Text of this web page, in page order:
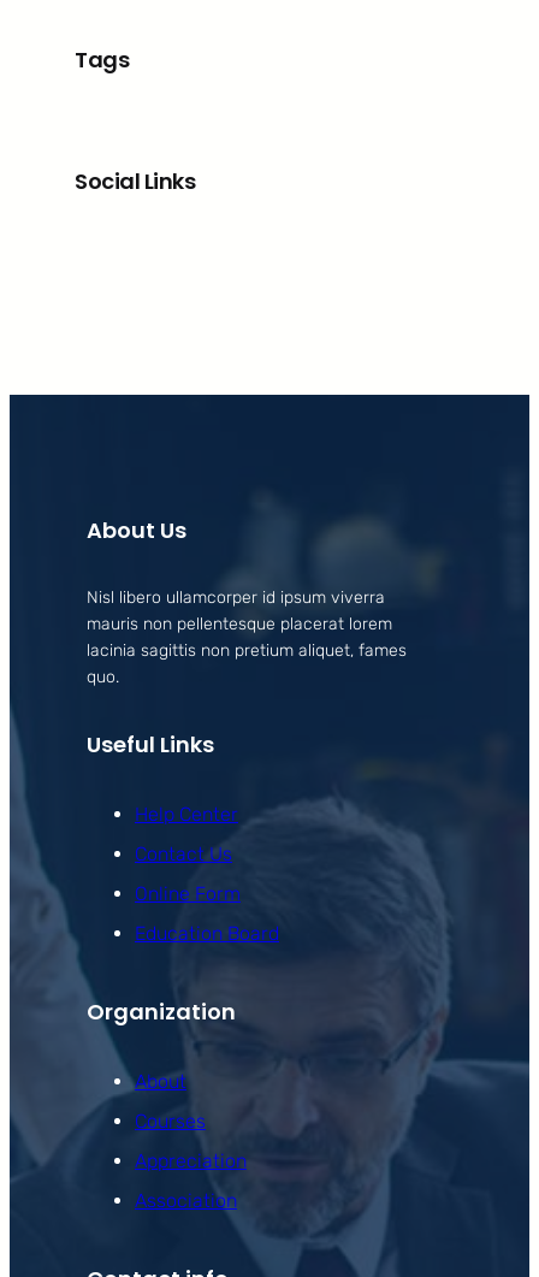
Tags
Social Links
About Us
Nisl libero ullamcorper id ipsum viverra
mauris non pellentesque placerat lorem
lacinia sagittis non pretium aliquet, fames
quo.
Useful Links
Help Center
Contact Us
Online Form
Education Board
Organization
About
Courses
Appreciation
Association